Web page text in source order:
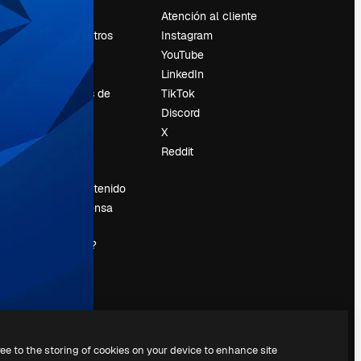
Sobre nosotros
Tendencias de
búsqueda
Blog
Vender contenido
Sala de prensa
magnific.ai?
Atención al cliente
Instagram
YouTube
LinkedIn
TikTok
Discord
X
Reddit
to the storing of cookies on your device to enhance site